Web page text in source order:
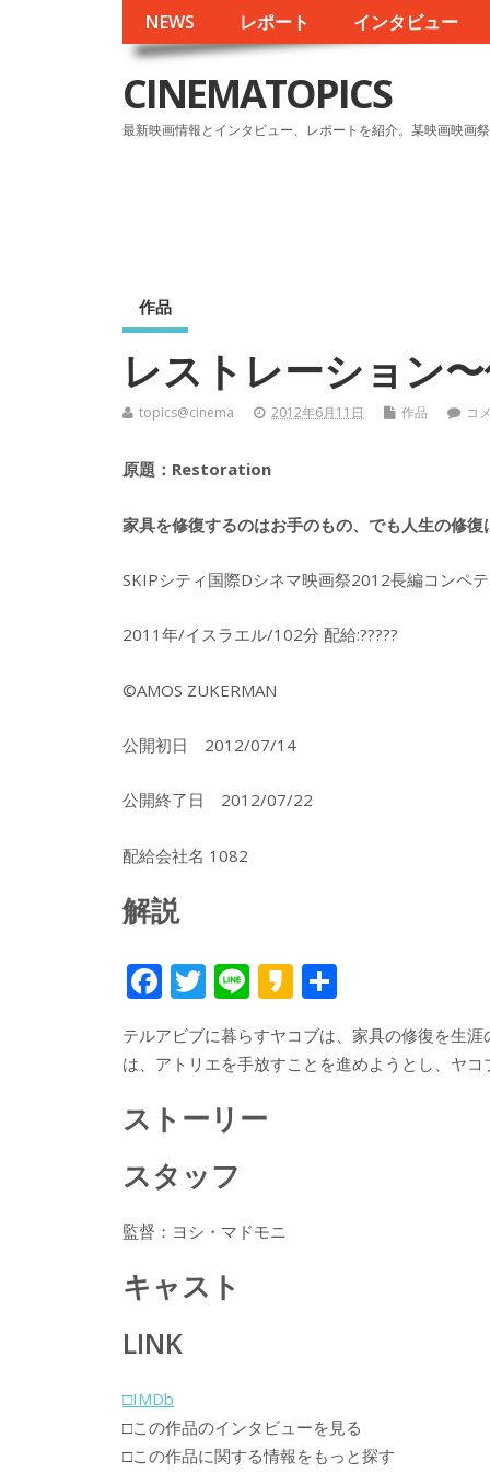
NEWS レポート インタビュー
CINEMATOPICS
最新映画情報とインタビュー、レポートを紹介。某映画映画
作品
レストレーション
topics@cinema 2012年6月11日 作品 コ
原題：Restoration
家具を修復するのはお手のもの、でも人生の修復
SKIPシティ国際Dシネマ映画祭2012長編コンペ
2011年/イスラエル/102分 配給:?????
©AMOS ZUKERMAN
公開初日 2012/07/14
公開終了日 2012/07/22
配給会社名 1082
解説
F
ac
e
b
o
o
k
T
w
itt
er
Li
e
K
k
a
有
テルアビブに暮らすヤコブは、家具の修復を生
は、アトリエを手放すことを進めようとし、ヤコ
ストーリー
スタッフ
監督：ヨシ・マドモニ
キャスト
LINK
□IMDb
□この作品のインタビューを見る
□この作品に関する情報をもっと探す